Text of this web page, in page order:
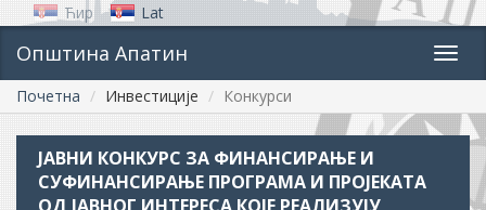
Ћир Lat
Општина Апатин
Почетна Инвестиције Конкурси
ЈАВНИ КОНКУРС ЗА ФИНАНСИРАЊЕ И
СУФИНАНСИРАЊЕ ПРОГРАМА И ПРОЈЕКАТА